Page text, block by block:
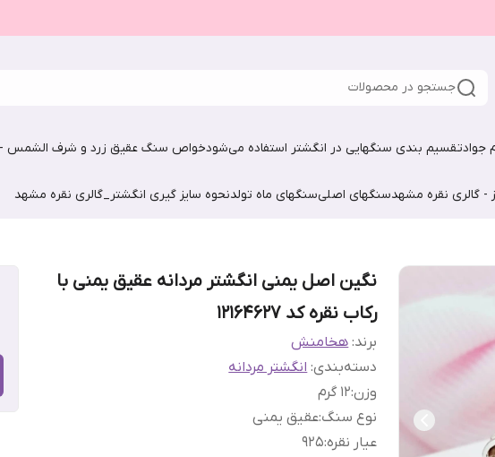
جستجو در محصولات
جوادتقسیم بندی سنگهایی در انگشتر استفاده می‌شودخواص سنگ عقیق زرد و شرف الشمس -
گالری نقره مشهدسنگهای اصلیسنگهای ماه تولدنحوه سایز گیری انگشتر_گالری نقره مشهد
نگین اصل یمنی انگشتر مردانه عقیق یمنی با
رکاب نقره کد 12164627
برند: هخامنش
دسته‌بندی:انگشتر مردانه
وزن:12 گرم
نوع سنگ:عقیق یمنی
عیار نقره:
925